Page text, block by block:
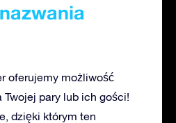
oferujemy możliwość
pary lub ich gości!
dzięki którym ten